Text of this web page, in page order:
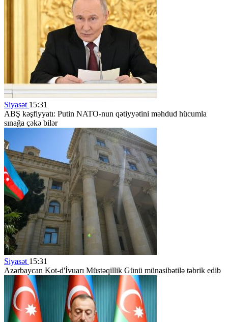
Siyasət 15:31
ABŞ kəşfiyyatı: Putin NATO-nun qətiyyətini məhdud hücumla
sınağa çəkə bilər
Siyasət 15:31
Azərbaycan Kot-d'İvuarı Müstəqillik Günü münasibətilə təbrik edib